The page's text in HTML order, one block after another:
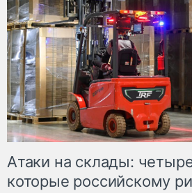
Атаки на склады:
которые российскому